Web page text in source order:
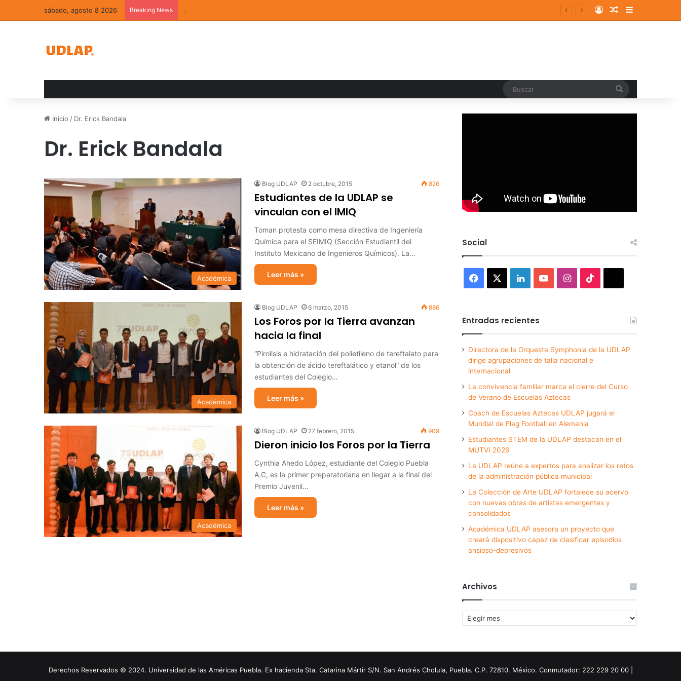
sábado, agosto 8 2026 Breaking News Log InRandom Article
Sidebar
Inicio / Dr. Erick Bandala
Dr. Erick Bandala
Académica
Blog UDLAP 2 octubre, 2015 826
Estudiantes de la UDLAP se
vinculan con el IMIQ
Toman protesta como mesa directiva de Ingeniería
Química para el SEIMIQ (Sección Estudiantil del
Instituto Mexicano de Ingenieros Químicos). La…
Leer más »
Académica
Blog UDLAP 6 marzo, 2015 886
Los Foros por la Tierra avanzan
hacia la final
“Pirolisis e hidratación del polietileno de tereftalato para
la obtención de ácido tereftalático y etanol” de los
estudiantes del Colegio…
Leer más »
Académica
Blog UDLAP 27 febrero, 2015 909
Dieron inicio los Foros por la Tierra
Cynthia Ahedo López, estudiante del Colegio Puebla
A.C, es la primer preparatoriana en llegar a la final del
Premio Juvenil…
Leer más »
Social
Facebook LinkedInYouTubeInstagram
Entradas recientes
Directora de la Orquesta Symphonia de la UDLAP
dirige agrupaciones de talla nacional e
internacional
La convivencia familiar marca el cierre del Curso
de Verano de Escuelas Aztecas
Coach de Escuelas Aztecas UDLAP jugará el
Mundial de Flag Football en Alemania
Estudiantes STEM de la UDLAP destacan en el
MUTVI 2026
La UDLAP reúne a expertos para analizar los retos
de la administración pública municipal
La Colección de Arte UDLAP fortalece su acervo
con nuevas obras de artistas emergentes y
consolidados
Académica UDLAP asesora un proyecto que
creará dispositivo capaz de clasificar episodios
ansioso-depresivos
Archivos
Archivos
Derechos Reservados © 2024. Universidad de las Américas Puebla. Ex hacienda Sta. Catarina Mártir S/N. San Andrés Cholula, Puebla. C.P. 72810. México. Conmutador: 222 229 20 00 |